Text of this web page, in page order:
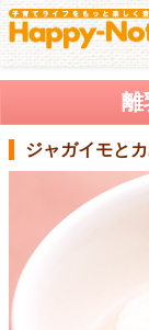
離
ジャガイモと